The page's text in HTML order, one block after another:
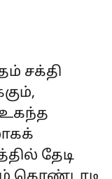
சக்தி
உகந்த
தேடி